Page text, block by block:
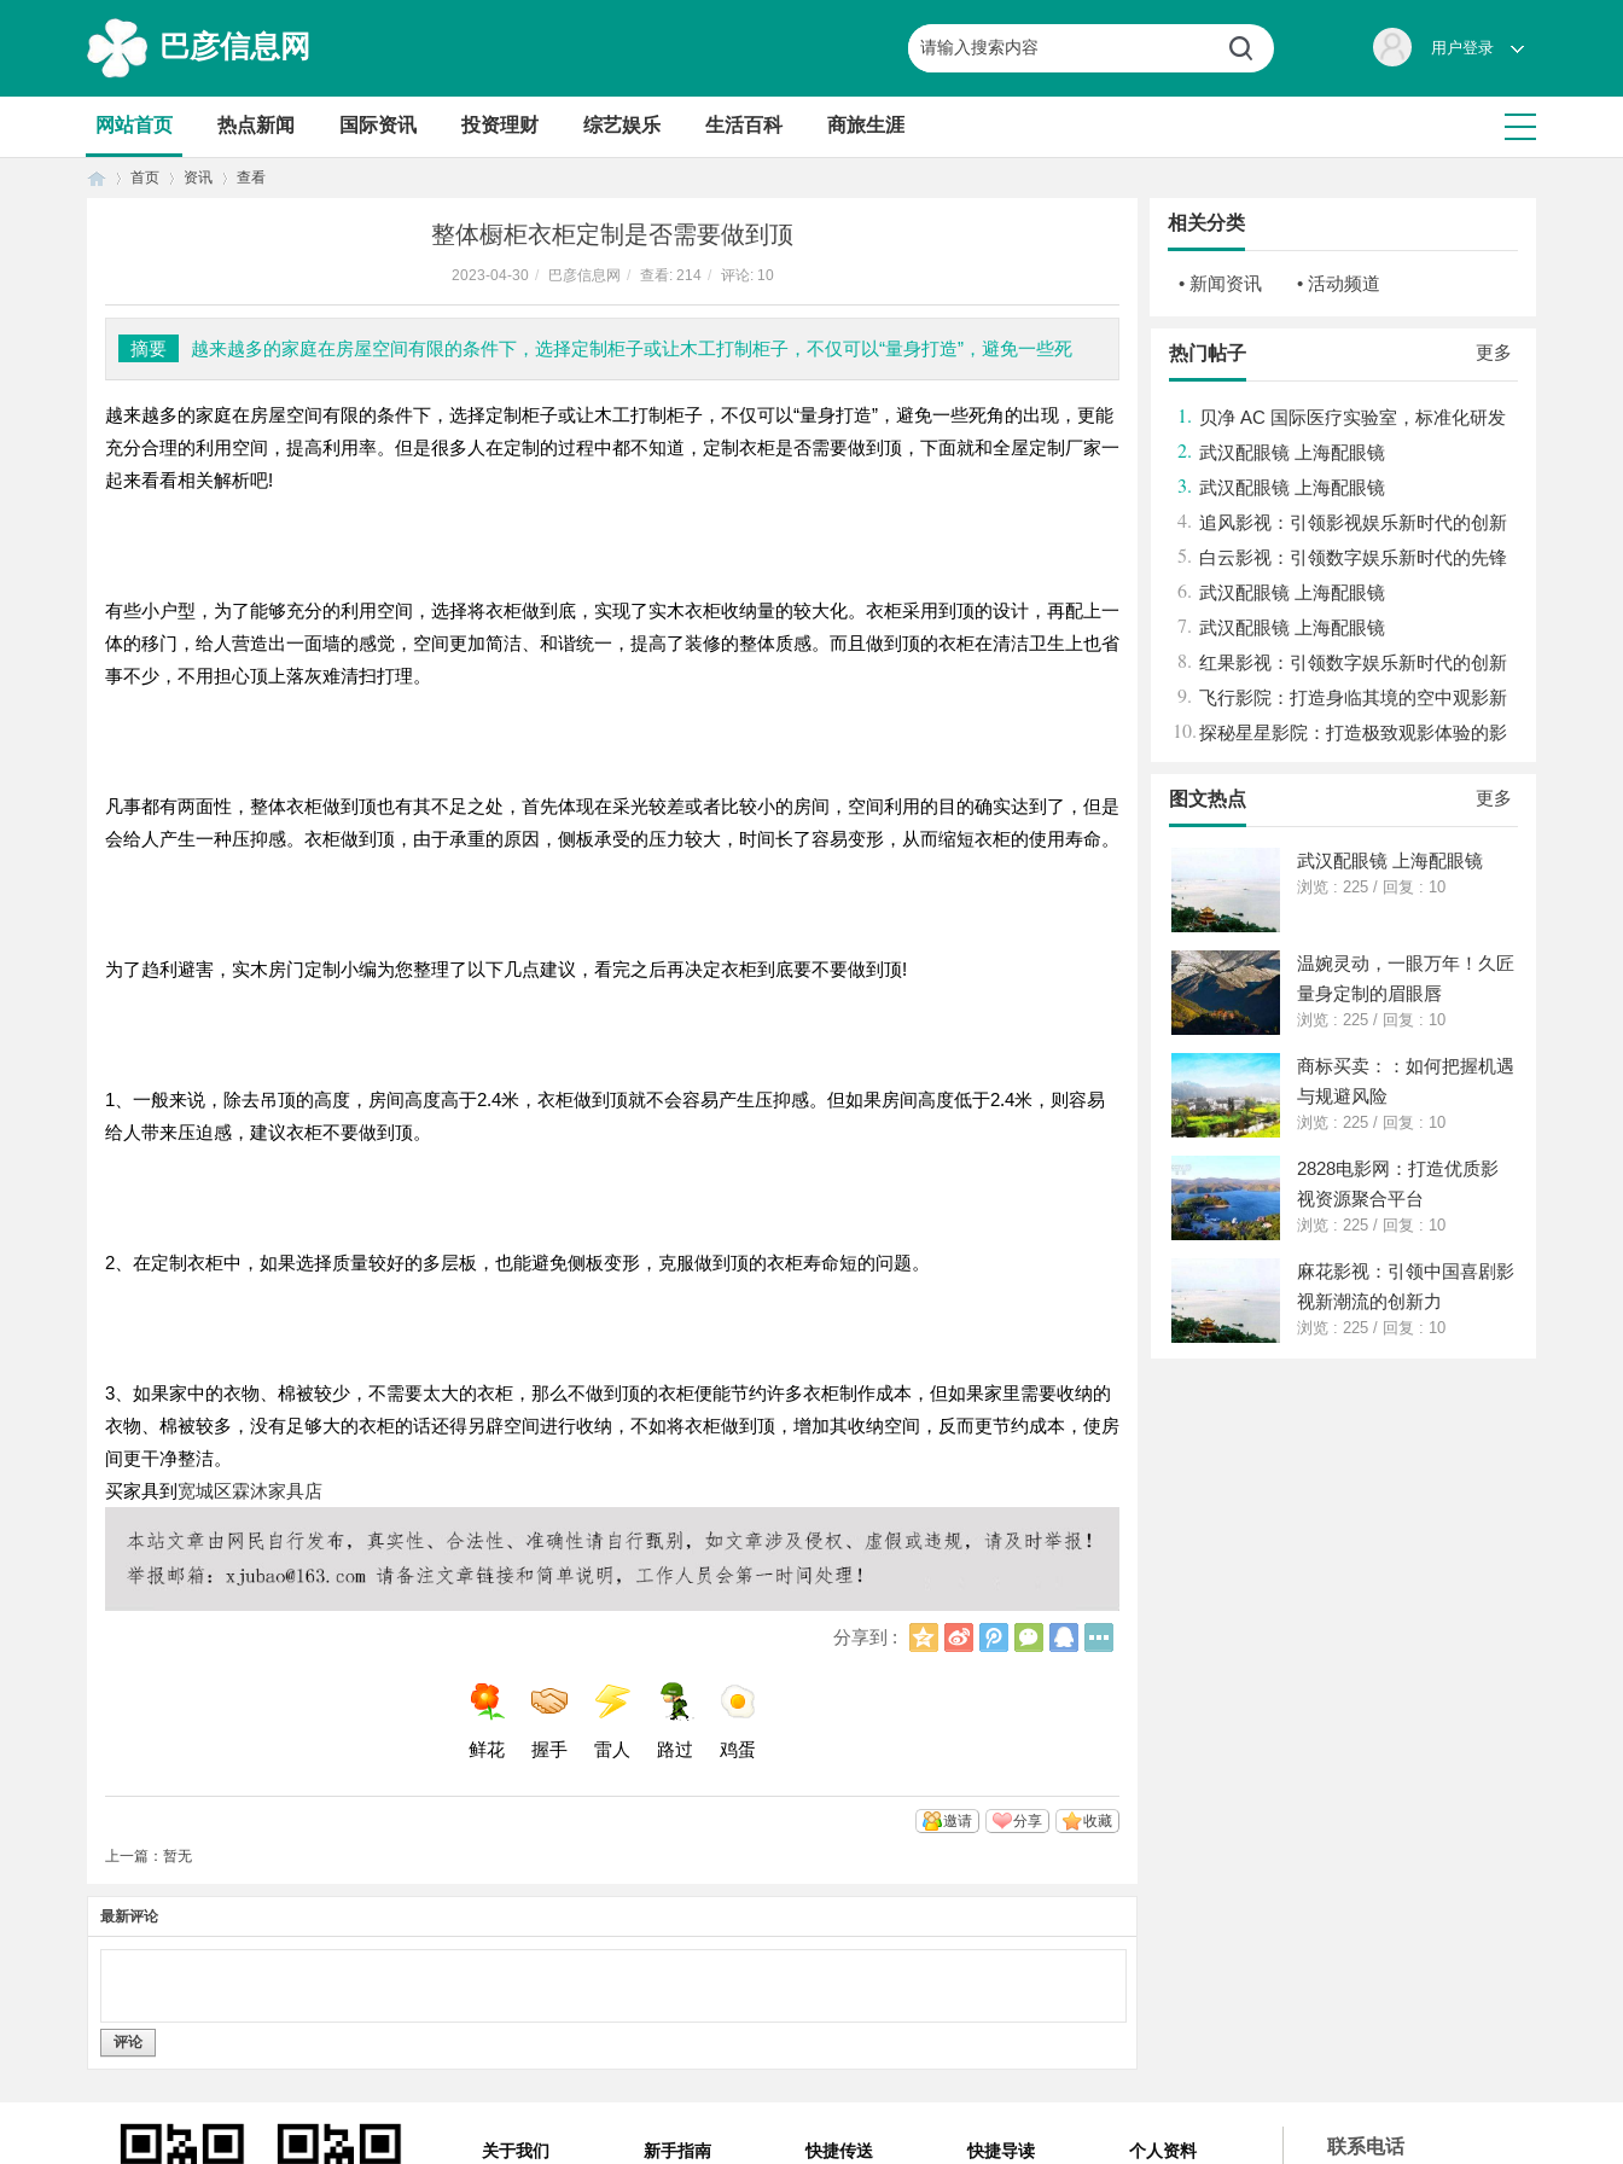
巴彦信息网 用户登录
网站首页 热点新闻 国际资讯 投资理财 综艺娱乐 生活百科 商旅生涯
首页 资讯 查看
整体橱柜衣柜定制是否需要做到顶
2023-04-30 / 巴彦信息网 / 查看: 214 / 评论: 10
摘要 越来越多的家庭在房屋空间有限的条件下，选择定制柜子或让木工打制柜子，不仅可以“量身打造”，避免一些死
越来越多的家庭在房屋空间有限的条件下，选择定制柜子或让木工打制柜子，不仅可以“量身打造”，避免一些死角的出现，更能
充分合理的利用空间，提高利用率。但是很多人在定制的过程中都不知道，定制衣柜是否需要做到顶，下面就和全屋定制厂家一
起来看看相关解析吧!
有些小户型，为了能够充分的利用空间，选择将衣柜做到底，实现了实木衣柜收纳量的较大化。衣柜采用到顶的设计，再配上一
体的移门，给人营造出一面墙的感觉，空间更加简洁、和谐统一，提高了装修的整体质感。而且做到顶的衣柜在清洁卫生上也省
事不少，不用担心顶上落灰难清扫打理。
凡事都有两面性，整体衣柜做到顶也有其不足之处，首先体现在采光较差或者比较小的房间，空间利用的目的确实达到了，但是
会给人产生一种压抑感。衣柜做到顶，由于承重的原因，侧板承受的压力较大，时间长了容易变形，从而缩短衣柜的使用寿命。
为了趋利避害，实木房门定制小编为您整理了以下几点建议，看完之后再决定衣柜到底要不要做到顶!
1、一般来说，除去吊顶的高度，房间高度高于2.4米，衣柜做到顶就不会容易产生压抑感。但如果房间高度低于2.4米，则容易
给人带来压迫感，建议衣柜不要做到顶。
2、在定制衣柜中，如果选择质量较好的多层板，也能避免侧板变形，克服做到顶的衣柜寿命短的问题。
3、如果家中的衣物、棉被较少，不需要太大的衣柜，那么不做到顶的衣柜便能节约许多衣柜制作成本，但如果家里需要收纳的
衣物、棉被较多，没有足够大的衣柜的话还得另辟空间进行收纳，不如将衣柜做到顶，增加其收纳空间，反而更节约成本，使房
间更干净整洁。
买家具到 宽城区霖沐家具店
分享到 :
Q
新
浪
腾
讯
微
信
Q
鲜花 握手 雷人 路过 鸡蛋
收藏
分享
邀请
上一篇：暂无
最新评论
评论
相关分类
• 新闻资讯 • 活动频道
更多
热门帖子
1. 贝净 AC 国际医疗实验室，标准化研发
体系全解析
2. 武汉配眼镜 上海配眼镜
3. 武汉配眼镜 上海配眼镜
4. 追风影视：引领影视娱乐新时代的创新
平台
5. 白云影视：引领数字娱乐新时代的先锋
力量
6. 武汉配眼镜 上海配眼镜
7. 武汉配眼镜 上海配眼镜
8. 红果影视：引领数字娱乐新时代的创新
力量
9. 飞行影院：打造身临其境的空中观影新
体验
10.探秘星星影院：打造极致观影体验的影
更多
图文热点
武汉配眼镜 上海配眼镜
浏览 : 225 / 回复 : 10
温婉灵动，一眼万年！久匠
量身定制的眉眼唇
浏览 : 225 / 回复 : 10
商标买卖：：如何把握机遇
与规避风险
浏览 : 225 / 回复 : 10
2828电影网：打造优质影
视资源聚合平台
浏览 : 225 / 回复 : 10
麻花影视：引领中国喜剧影
视新潮流的创新力
浏览 : 225 / 回复 : 10
关于我们 新手指南 快捷传送 快捷导读 个人资料 联系电话